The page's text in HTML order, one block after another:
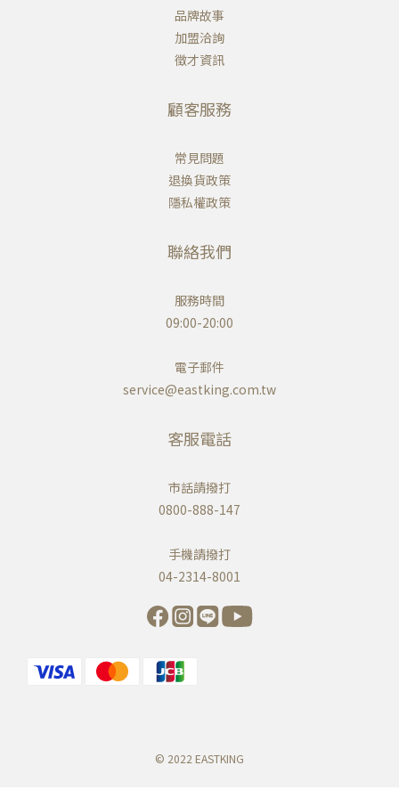
品牌故事
加盟洽詢
徵才資訊
顧客服務
常見問題
退換貨政策
隱私權政策
聯絡我們
服務時間
09:00-20:00
電子郵件
service@eastking.com.tw
客服電話
市話請撥打
0800-888-147
手機請撥打
04-2314-8001
© 2022 EASTKING